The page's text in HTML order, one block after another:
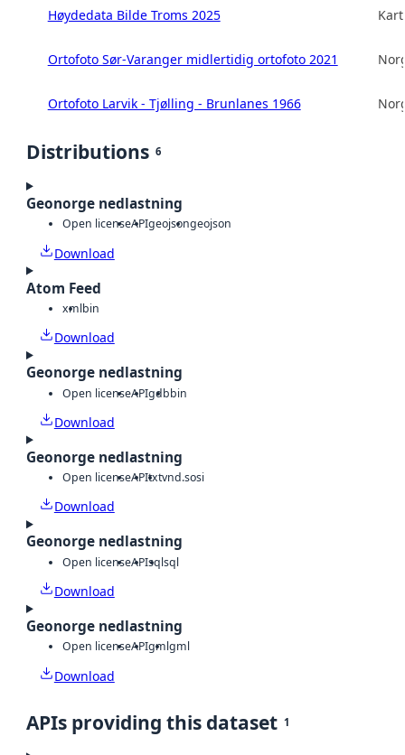
Høydedata Bilde Troms 2025
Ortofoto Sør-Varanger midlertidig ortofoto 2021
Ortofoto Larvik - Tjølling - Brunlanes 1966
Distributions 6
Geonorge nedlastning
Open licenseAPIgeojsongeojson
Download
Atom Feed
xmlbin
Download
Geonorge nedlastning
Open licenseAPIgdbbin
Download
Geonorge nedlastning
Open licenseAPItxtvnd.sosi
Download
Geonorge nedlastning
Open licenseAPIsqlsql
Download
Geonorge nedlastning
Open licenseAPIgmlgml
Download
APIs providing this dataset 1